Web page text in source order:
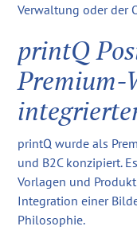
Verwaltung oder der
printQ
printQ wurde als
und B2C konzipiert.
Vorlagen und
Integration einer
Philosophie.